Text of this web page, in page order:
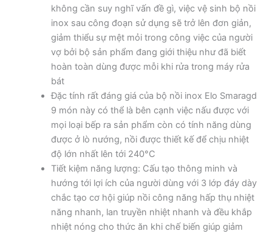
không cần suy nghĩ vấn đề gì, việc vệ sinh bộ nồi
inox sau công đoạn sử dụng sẽ trở lên đơn giản,
giảm thiểu sự mệt mỏi trong công việc của người
vợ bởi bộ sản phẩm đang giới thiệu như đã biết
hoàn toàn dùng được mỗi khi rửa trong máy rửa
bát
Đặc tính rất đáng giá của bộ nồi inox Elo Smaragd
9 món này có thể là bên cạnh việc nấu được với
mọi loại bếp ra sản phẩm còn có tính năng dùng
được ở lò nướng, nồi được thiết kế để chịu nhiệt
độ lớn nhất lên tới 240°C
Tiết kiệm năng lượng: Cấu tạo thông minh và
hướng tới lợi ích của người dùng với 3 lớp đáy dày
chắc tạo cơ hội giúp nồi công năng hấp thụ nhiệt
năng nhanh, lan truyền nhiệt nhanh và đều khắp
nhiệt nóng cho thức ăn khi chế biến giúp giảm